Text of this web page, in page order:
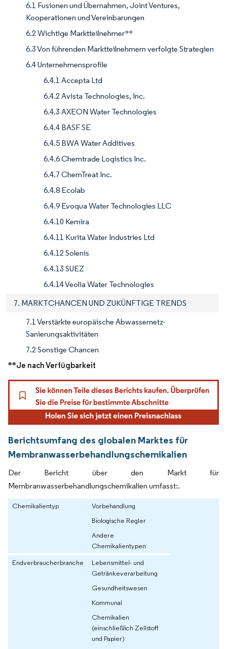
6.1 Fusionen und Übernahmen, Joint Ventures,
Kooperationen und Vereinbarungen
6.2 Wichtige Marktteilnehmer**
6.3 Von führenden Marktteilnehmern verfolgte Strategien
6.4 Unternehmensprofile
6.4.1 Accepta Ltd
6.4.2 Avista Technologies, Inc.
6.4.3 AXEON Water Technologies
6.4.4 BASF SE
6.4.5 BWA Water Additives
6.4.6 Chemtrade Logistics Inc.
6.4.7 ChemTreat Inc.
6.4.8 Ecolab
6.4.9 Evoqua Water Technologies LLC
6.4.10 Kemira
6.4.11 Kurita Water Industries Ltd
6.4.12 Solenis
6.4.13 SUEZ
6.4.14 Veolia Water Technologies
7. MARKTCHANCEN UND ZUKÜNFTIGE TRENDS
7.1 Verstärkte europäische Abwassernetz-
Sanierungsaktivitäten
7.2 Sonstige Chancen
**Je nach Verfügbarkeit
Berichtsumfang des globalen Marktes für
Membranwasserbehandlungschemikalien
Der Bericht über den Markt für
Membranwasserbehandlungschemikalien umfasst:.
Chemikalientyp
Vorbehandlung
Biologische Regler
Andere
Chemikalientypen
Endverbraucherbranche
Lebensmittel- und
Getränkeverarbeitung
Gesundheitswesen
Kommunal
Chemikalien
(einschließlich Zellstoff
und Papier)